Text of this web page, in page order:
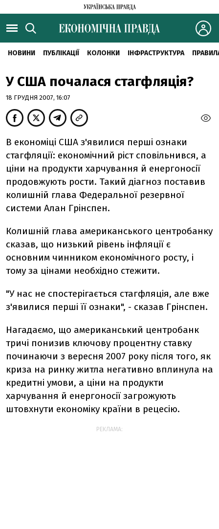
НОВИНИ ПУБЛІКАЦІЇ КОЛОНКИ ІНФРАСТРУКТУРА
У США почалася стагфляція?
18 ГРУДНЯ 2007, 16:07
В економіці США з'явилися перші ознаки
стагфляції: економічний ріст сповільнився, а
ціни на продукти харчування й енергоносії
продовжують рости. Такий діагноз поставив
колишній глава Федеральної резервної
системи Алан Грінспен.
Колишній глава американського центробанку
сказав, що низький рівень інфляції є
основним чинником економічного росту, і
тому за цінами необхідно стежити.
"У нас не спостерігається стагфляція, але вже
з'явилися перші її ознаки", - сказав Грінспен.
Нагадаємо, що американський центробанк
тричі понизив ключову процентну ставку
починаючи з вересня 2007 року після того, як
криза на ринку житла негативно вплинула на
кредитні умови, а ціни на продукти
харчування й енергоносії загрожують
штовхнути економіку країни в рецесію.
РЕКЛАМА: